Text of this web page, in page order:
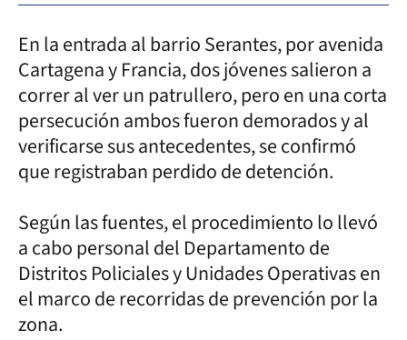
En la entrada al barrio Serantes, por avenida
Cartagena y Francia, dos jóvenes salieron a
correr al ver un patrullero, pero en una corta
persecución ambos fueron demorados y al
verificarse sus antecedentes, se confirmó
que registraban perdido de detención.
Según las fuentes, el procedimiento lo llevó
a cabo personal del Departamento de
Distritos Policiales y Unidades Operativas en
el marco de recorridas de prevención por la
zona.